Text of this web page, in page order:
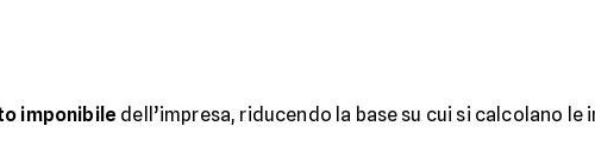
imponibile dell’impresa, riducendo la base su cui si calcolano le